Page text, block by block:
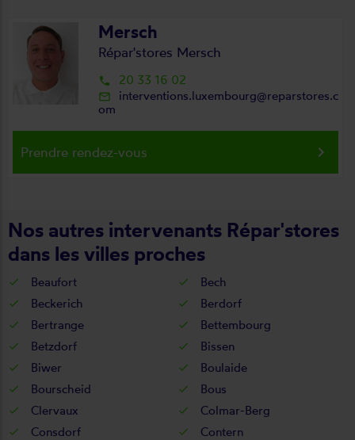
Mersch
Répar'stores Mersch
local_phone 20 33 16 02
mail_outline
interventions.luxembourg@reparstores.c
om
Prendre rendez-vous keyboard_arrow_right
Nos autres intervenants Répar'stores
dans les villes proches
Beaufort
Bech
Beckerich
Berdorf
Bertrange
Bettembourg
Betzdorf
Bissen
Biwer
Boulaide
Bourscheid
Bous
Clervaux
Colmar-Berg
Consdorf
Contern